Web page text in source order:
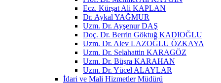
Ecz. Kürşat Ali KAPLAN
Dr. Aykal YAĞMUR
Uzm. Dr. Ayşenur DAŞ
Doç. Dr. Berrin Göktuğ KADIOĞLU
Uzm. Dr. Alev LAZOĞLU ÖZKAYA
Uzm. Dr. Selahattin KARAGÖZ
Uzm. Dr. Büşra KARAHAN
Uzm. Dr. Yücel ALAYLAR
İdari ve Mali Hizmetler Müdürü